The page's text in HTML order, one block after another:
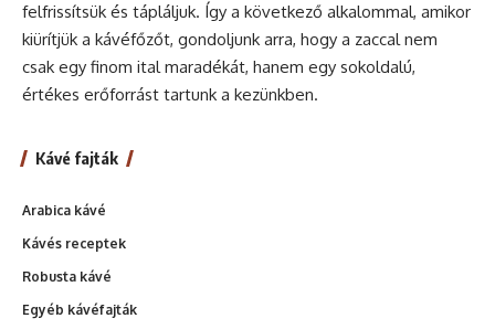
felfrissítsük és tápláljuk. Így a következő alkalommal, amikor
kiürítjük a kávéfőzőt, gondoljunk arra, hogy a zaccal nem
csak egy finom ital maradékát, hanem egy sokoldalú,
értékes erőforrást tartunk a kezünkben.
Kávé fajták
Arabica kávé
Kávés receptek
Robusta kávé
Egyéb kávéfajták